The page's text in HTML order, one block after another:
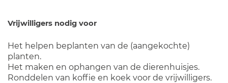
Vrijwilligers nodig voor
Het helpen beplanten van de (aangekochte)
planten.
Het maken en ophangen van de dierenhuisjes.
Ronddelen van koffie en koek voor de vrijwilligers.